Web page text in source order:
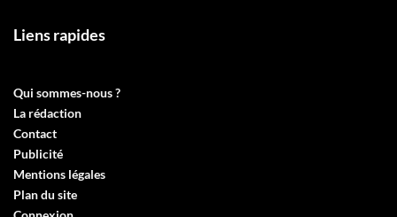
Liens rapides
Qui sommes-nous ?
La rédaction
Contact
Publicité
Mentions légales
Plan du site